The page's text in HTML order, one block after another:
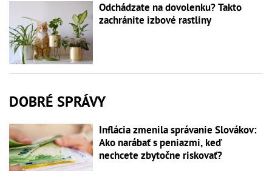
Odchádzate na dovolenku? Takto
zachránite izbové rastliny
DOBRÉ SPRÁVY
Inflácia zmenila správanie Slovákov:
Ako narábať s peniazmi, keď
nechcete zbytočne riskovať?